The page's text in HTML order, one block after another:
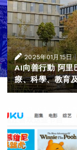
2025年01月15日
AI向善行動 阿里
療、科學、教育